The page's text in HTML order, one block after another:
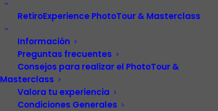
RetiroExperience PhotoTour & Masterclass
Información
Preguntas frecuentes
Consejos para realizar el PhotoTour &
Masterclass
Valora tu experiencia
Condiciones Generales